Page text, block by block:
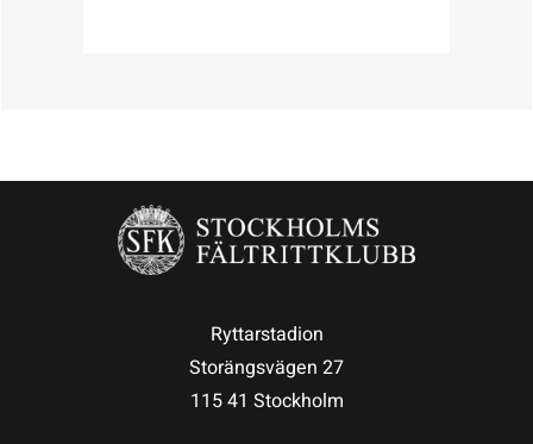
Ryttarstadion
Storängsvägen 27
115 41 Stockholm